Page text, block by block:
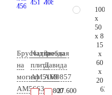
Брусчатка
на
могилу
AM5663
Надгробная
плита
AM5169
80.800
Звезда
Давида
AM0857
27.600
100
x
50
x 8
15
x
60
x
20